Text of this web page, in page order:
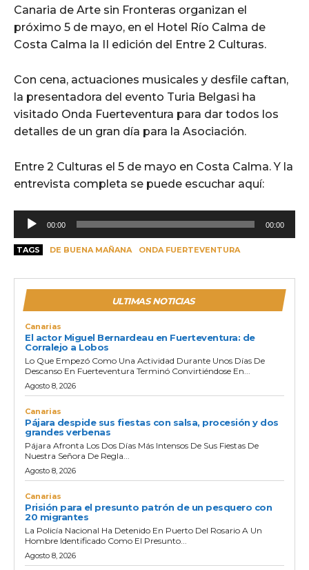
Canaria de Arte sin Fronteras organizan el
próximo 5 de mayo, en el Hotel Río Calma de
Costa Calma la II edición del Entre 2 Culturas.
Con cena, actuaciones musicales y desfile caftan,
la presentadora del evento Turia Belgasi ha
visitado Onda Fuerteventura para dar todos los
detalles de un gran día para la Asociación.
Entre 2 Culturas el 5 de mayo en Costa Calma. Y la
entrevista completa se puede escuchar aquí:
e
p
00:00 00:00
TAGS DE BUENA MAÑANA ONDA FUERTEVENTURA
ULTIMAS NOTICIAS
Canarias
El actor Miguel Bernardeau en Fuerteventura: de
Corralejo a Lobos
Lo Que Empezó Como Una Actividad Durante Unos Días De
Descanso En Fuerteventura Terminó Convirtiéndose En...
Agosto 8, 2026
Canarias
Pájara despide sus fiestas con salsa, procesión y dos
grandes verbenas
Pájara Afronta Los Dos Días Más Intensos De Sus Fiestas De
Nuestra Señora De Regla...
Agosto 8, 2026
Canarias
Prisión para el presunto patrón de un pesquero con
20 migrantes
La Policía Nacional Ha Detenido En Puerto Del Rosario A Un
Hombre Identificado Como El Presunto...
Agosto 8, 2026